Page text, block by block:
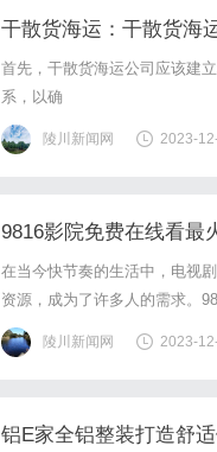
干散货海运：干散货海
首先，干散货海运公司应该建
系，以确
陵川新闻网 2023-
9816影院免费在线看最
在当今快节奏的生活中，电视
资源，成为了许多人的需求。
影院是一家专注于提供高清电
源。无论是国内热播剧还是海
陵川新闻网 2023-
铝E家全铝整装打造舒